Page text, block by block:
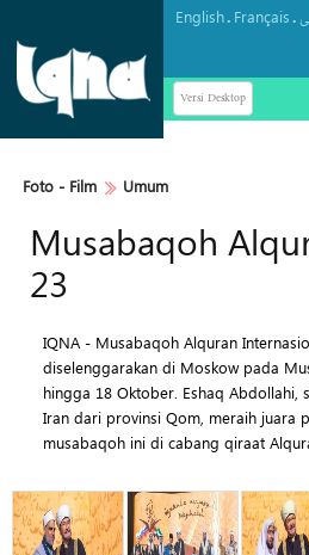
English. Français.
Versi Desktop
Foto - Film Umum
Musabaqoh
23
IQNA - Musabaqoh Alquran
diselenggarakan di Moskow pada
hingga 18 Oktober. Eshaq Abdollahi,
Iran dari provinsi Qom, meraih juara
musabaqoh ini di cabang qiraat